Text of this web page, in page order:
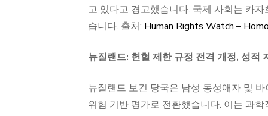
고 있다고 경고했습니다. 국제 사회는 카
습니다. 출처: Human Rights Watch –
뉴질랜드: 헌혈 제한 규정 전격 개정, 성적
뉴질랜드 보건 당국은 남성 동성애자 및
위험 기반 평가로 전환했습니다. 이는 과